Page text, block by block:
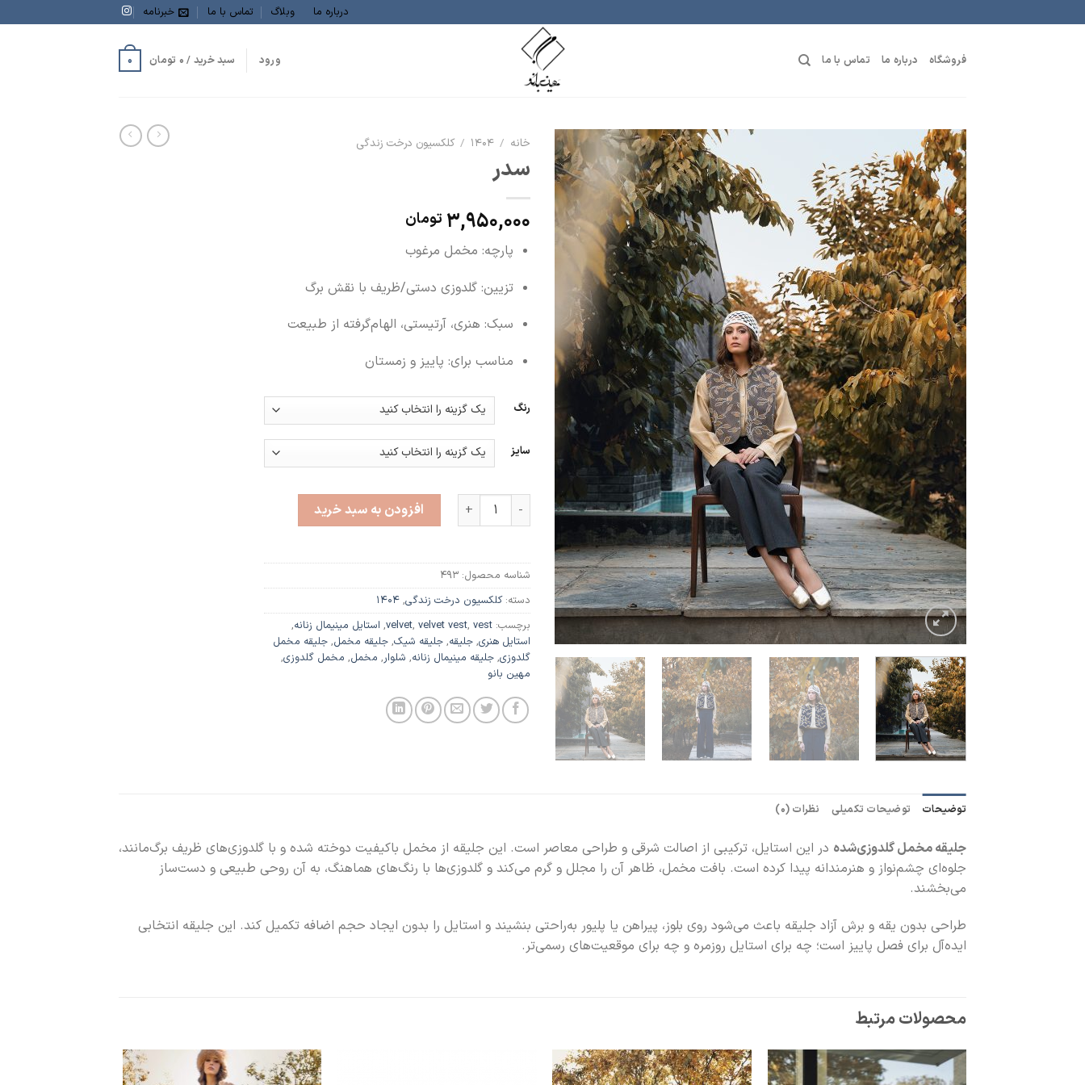
به
درباره ما وبلاگ تماس با ما خبرنامه
فروشگاه درباره ما تماس با ما ورود سبد خرید / 0 تومان 0
افزودن
به
علاقه
مندی
ها
خانه / ۱۴۰۴ / کلکسیون درخت زندگی
سدر
3,950,000 تومان
پارچه: مخمل مرغوب
تزیین: گلدوزی دستی/ظریف با نقش برگ
سبک: هنری، آرتیستی، الهام‌گرفته از طبیعت
مناسب برای: پاییز و زمستان
رنگ
سایز
سدر عدد افزودن به سبد خرید
شناسه محصول: 493
دسته:کلکسیون درخت زندگی, ۱۴۰۴
برچسب:
velvet, velvet vest, vest
, استایل مینیمال زنانه,
استایل هنری, جلیقه, جلیقه شیک, جلیقه مخمل, جلیقه مخمل
گلدوزی, جلیقه مینیمال زنانه, شلوار, مخمل, مخمل گلدوزی,
مهین بانو
توضیحات توضیحات تکمیلی نظرات (0)
جلیقه مخمل گلدوزی‌شده در این استایل، ترکیبی از اصالت شرقی و طراحی معاصر است. این جلیقه از مخمل باکیفیت دوخته شده و با گلدوزی‌های ظریف برگ‌مانند،
جلوه‌ای چشم‌نواز و هنرمندانه پیدا کرده است. بافت مخمل، ظاهر آن را مجلل و گرم می‌کند و گلدوزی‌ها با رنگ‌های هماهنگ، به آن روحی طبیعی و دست‌ساز
می‌بخشند.
طراحی بدون یقه و برش آزاد جلیقه باعث می‌شود روی بلوز، پیراهن یا پلیور به‌راحتی بنشیند و استایل را بدون ایجاد حجم اضافه تکمیل کند. این جلیقه انتخابی
ایده‌آل برای فصل پاییز است؛ چه برای استایل روزمره و چه برای موقعیت‌های رسمی‌تر.
محصولات مرتبط